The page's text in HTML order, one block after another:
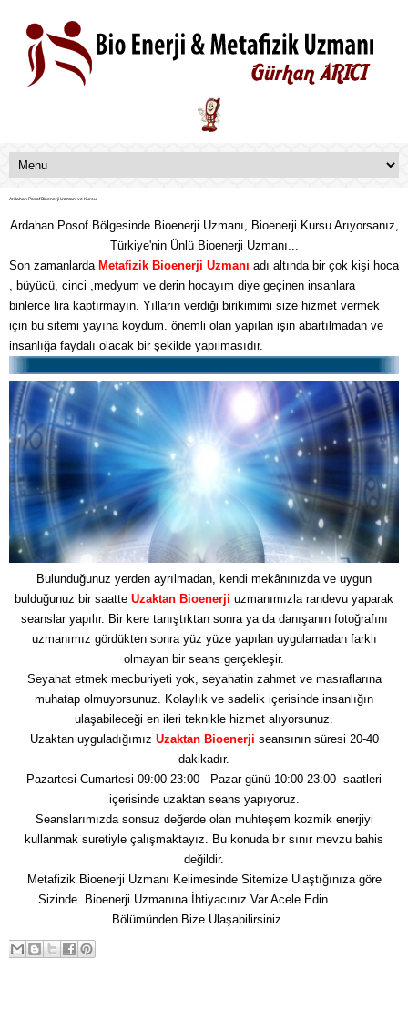
Ardahan Posof Bioenerji Uzmanı ve Kursu
Ardahan Posof Bölgesinde Bioenerji Uzmanı, Bioenerji Kursu Arıyorsanız,
Türkiye'nin Ünlü Bioenerji Uzmanı...
Son zamanlarda Metafizik Bioenerji Uzmanı adı altında bir çok kişi hoca
, büyücü, cinci ,medyum ve derin hocayım diye geçinen insanlara
binlerce lira kaptırmayın. Yılların verdiği birikimimi size hizmet vermek
için bu sitemi yayına koydum. önemli olan yapılan işin abartılmadan ve
insanlığa faydalı olacak bir şekilde yapılmasıdır.
Bulunduğunuz yerden ayrılmadan, kendi mekânınızda ve uygun
bulduğunuz bir saatte Uzaktan Bioenerji uzmanımızla randevu yaparak
seanslar yapılır. Bir kere tanıştıktan sonra ya da danışanın fotoğrafını
uzmanımız gördükten sonra yüz yüze yapılan uygulamadan farklı
olmayan bir seans gerçekleşir.
Seyahat etmek mecburiyeti yok, seyahatin zahmet ve masraflarına
muhatap olmuyorsunuz. Kolaylık ve sadelik içerisinde insanlığın
ulaşabileceği en ileri teknikle hizmet alıyorsunuz.
Uzaktan uyguladığımız Uzaktan Bioenerji seansının süresi 20-40
dakikadır.
Pazartesi-Cumartesi 09:00-23:00 - Pazar günü 10:00-23:00 saatleri
içerisinde uzaktan seans yapıyoruz.
Seanslarımızda sonsuz değerde olan muhteşem kozmik enerjiyi
kullanmak suretiyle çalışmaktayız. Bu konuda bir sınır mevzu bahis
değildir.
Metafizik Bioenerji Uzmanı Kelimesinde Sitemize Ulaştığınıza göre
Sizinde Bioenerji Uzmanına İhtiyacınız Var Acele Edin
Bölümünden Bize Ulaşabilirsiniz....